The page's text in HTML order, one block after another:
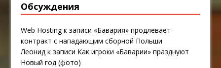
Обсуждения
Web Hostingк записи «Бавария» продлевает
контракт с нападающим сборной Польши
Леонид к записи Как игроки «Баварии» празднуют
Новый год (фото)